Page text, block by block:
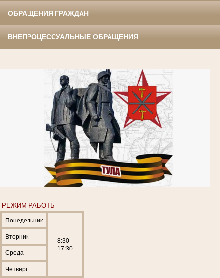
ОБРАЩЕНИЯ ГРАЖДАН
ВНЕПРОЦЕССУАЛЬНЫЕ ОБРАЩЕНИЯ
РЕЖИМ РАБОТЫ
Понедельник
8:30 -
17:30
Вторник
Среда
Четверг